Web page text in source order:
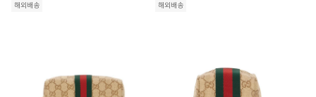
해외배송 해외배송